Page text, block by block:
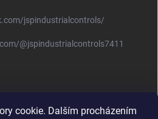
cookie. Dalším procházením
jspindustrialcontrols/
@jspindustrialcontrols7411